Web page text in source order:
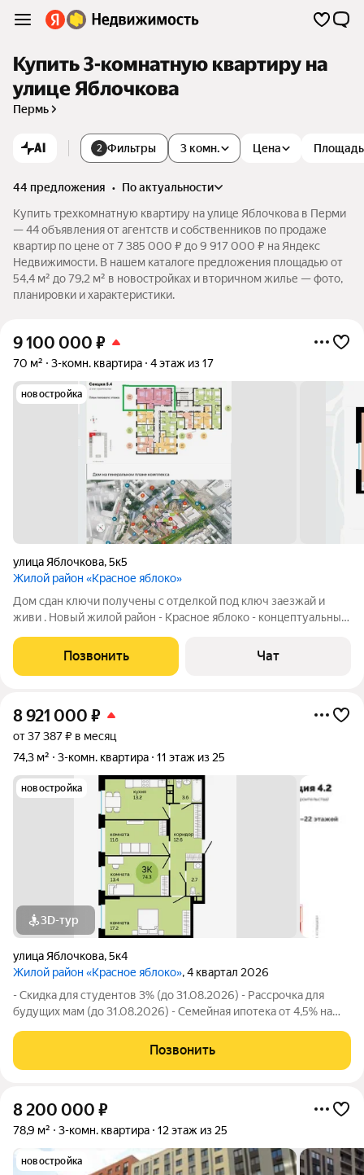
Купить 3-комнатную квартиру на
улице Яблочкова
Пермь
AI 2 Фильтры 3 комн. Цена Площадь
44 предложения •
по актуальности
Купить трехкомнатную квартиру на улице Яблочкова в Перми
— 44 объявления от агентств и собственников по продаже
квартир по цене от 7 385 000 ₽ до 9 917 000 ₽ на Яндекс
Недвижимости. В нашем каталоге предложения площадью от
54,4 м² до 79,2 м² в новостройках и вторичном жилье — фото,
планировки и характеристики.
9 100 000 ₽
70 м² 3-комн. квартира 4 этаж из 17
новостройка
улица Яблочкова,5к5
Жилой район «Красное яблоко»
Дом сдан ключи получены с отделкой под ключ заезжай и
живи . Новый жилой район - Красное яблоко - концептуальный
ул. Яблочкова, 5. (корп. 5) Почему новый район называется
Красное яблоко? Это
Позвонить Чат
8 921 000 ₽
от 37 387 ₽ в месяц
74,3 м²
3-комн. квартира 11 этаж из 25
новостройка
3D-тур
улица Яблочкова,5к4
Жилой район «Красное яблоко», 4 квартал 2026
- Скидка для студентов 3% (до 31.08.2026) - Рассрочка для
будущих мам (до 31.08.2026) - Семейная ипотека от 4,5% на
31.08.2026) - Скидка до 3% за каждого ребёнка (до 31.08.2026)
- Материнский
Позвонить
8 200 000 ₽
78,9 м² 3-комн. квартира 12 этаж из 25
новостройка